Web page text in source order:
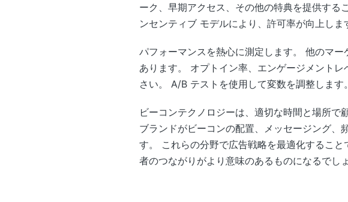
ーク、早期アクセス、その他の特典を提供する
ンセンティブ モデルにより、許可率が向上しま
パフォーマンスを熱心に測定します。 他のマ
あります。 オプトイン率、エンゲージメント
さい。 A/B テストを使用して変数を調整しま
ビーコンテクノロジーは、適切な時間と場所で
ブランドがビーコンの配置、メッセージング、
す。 これらの分野で広告戦略を最適化するこ
者のつながりがより意味のあるものになるでしょ